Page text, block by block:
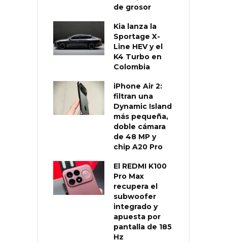
de grosor
Kia lanza la
Sportage X-
Line HEV y el
K4 Turbo en
Colombia
iPhone Air 2:
filtran una
Dynamic Island
más pequeña,
doble cámara
de 48 MP y
chip A20 Pro
El REDMI K100
Pro Max
recupera el
subwoofer
integrado y
apuesta por
pantalla de 185
Hz